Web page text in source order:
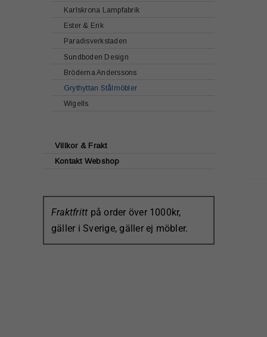
Karlskrona Lampfabrik
Ester & Erik
Paradisverkstaden
Sundboden Design
Bröderna Anderssons
Grythyttan Stålmöbler
Wigells
Villkor & Frakt
Kontakt Webshop
Fraktfritt på order över 1000kr,
gäller i Sverige, gäller ej möbler.